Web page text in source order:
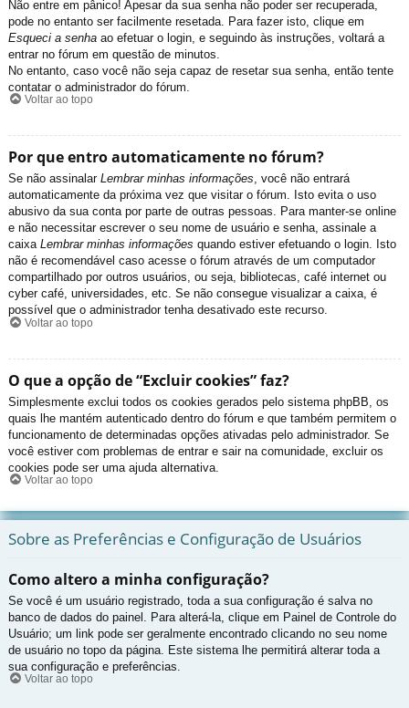
Não entre em pânico! Apesar da sua senha não poder ser recuperada,
pode no entanto ser facilmente resetada. Para fazer isto, clique em
Esqueci a senha ao efetuar o login, e seguindo às instruções, voltará a
entrar no fórum em questão de minutos.
No entanto, caso você não seja capaz de resetar sua senha, então tente
contatar o administrador do fórum.
Voltar ao topo
Por que entro automaticamente no fórum?
Se não assinalar Lembrar minhas informações, você não entrará
automaticamente da próxima vez que visitar o fórum. Isto evita o uso
abusivo da sua conta por parte de outras pessoas. Para manter-se online
e não necessitar escrever o seu nome de usuário e senha, assinale a
caixa Lembrar minhas informações quando estiver efetuando o login. Isto
não é recomendável caso acesse o fórum através de um computador
compartilhado por outros usuários, ou seja, bibliotecas, café internet ou
cyber café, universidades, etc. Se não consegue visualizar a caixa, é
possível que o administrador tenha desativado este recurso.
Voltar ao topo
O que a opção de “Excluir cookies” faz?
Simplesmente exclui todos os cookies gerados pelo sistema phpBB, os
quais lhe mantém autenticado dentro do fórum e que também permitem o
funcionamento de determinadas opções ativadas pelo administrador. Se
você estiver com problemas de entrar e sair na comunidade, excluir os
cookies pode ser uma ajuda alternativa.
Voltar ao topo
Sobre as Preferências e Configuração de Usuários
Como altero a minha configuração?
Se você é um usuário registrado, toda a sua configuração é salva no
banco de dados do painel. Para alterá-la, clique em Painel de Controle do
Usuário; um link pode ser geralmente encontrado clicando no seu nome
de usuário no topo da página. Este sistema lhe permitirá alterar toda a
sua configuração e preferências.
Voltar ao topo